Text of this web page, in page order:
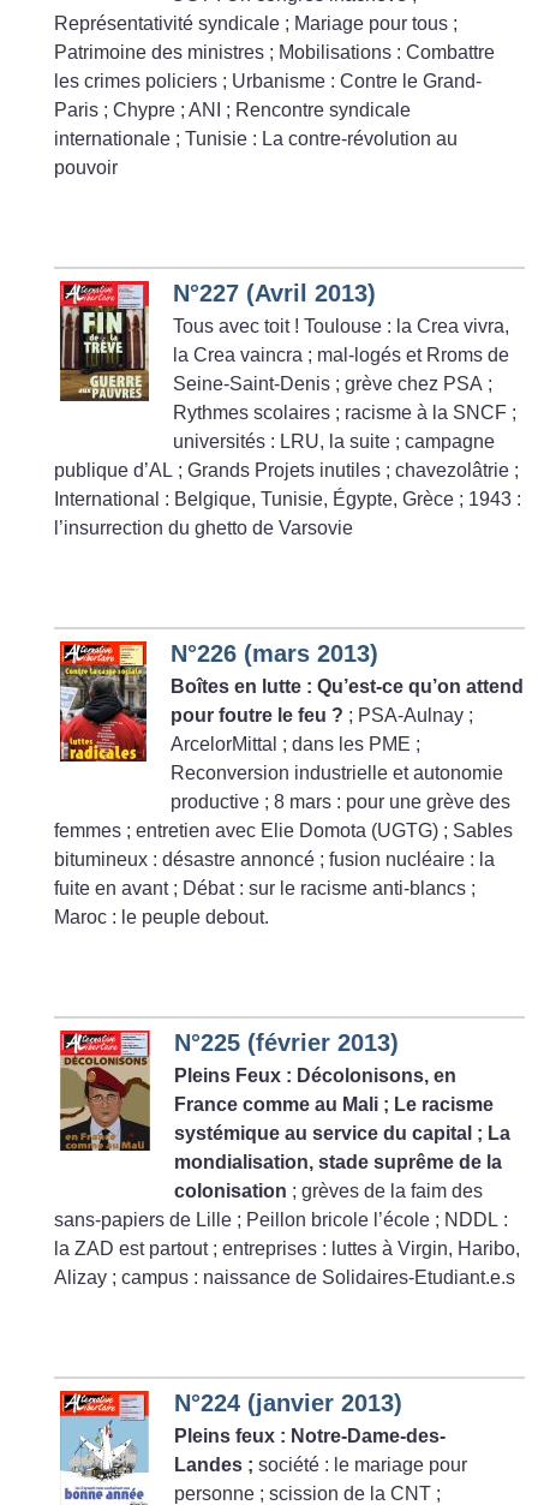
Représentativité syndicale ; Mariage pour tous ;
Patrimoine des ministres ; Mobilisations : Combattre
les crimes policiers ; Urbanisme : Contre le Grand-
Paris ; Chypre ; ANI
; Rencontre syndicale
internationale ; Tunisie : La contre-révolution au
pouvoir
N°227 (Avril 2013)
Tous avec toit ! Toulouse : la Crea vivra,
la Crea vaincra ; mal-logés et Rroms de
Seine-Saint-Denis ; grève chez PSA ;
Rythmes scolaires ; racisme à la SNCF ;
universités : LRU, la suite ; campagne
publique d’AL ; Grands Projets inutiles ; chavezolâtrie ;
International : Belgique, Tunisie, Égypte, Grèce ; 1943 :
l’insurrection du ghetto de Varsovie
N°226 (mars 2013)
Boîtes en lutte : Qu’est-ce qu’on attend
pour foutre le feu ? ; PSA-Aulnay ;
ArcelorMittal ; dans les PME ;
Reconversion industrielle et autonomie
productive ; 8 mars : pour une grève des
femmes ; entretien avec Elie Domota (UGTG) ; Sables
bitumineux : désastre annoncé ; fusion nucléaire : la
fuite en avant ; Débat : sur le racisme anti-blancs ;
Maroc : le peuple debout.
N°225 (février 2013)
Pleins Feux : Décolonisons, en
France comme au Mali ; Le racisme
systémique au service du capital ; La
mondialisation, stade suprême de la
colonisation ; grèves de la faim des
sans-papiers de Lille ; Peillon bricole l’école ; NDDL :
la ZAD est partout ; entreprises : luttes à Virgin, Haribo,
Alizay ; campus : naissance de Solidaires-Etudiant.e.s
N°224 (janvier 2013)
Pleins feux : Notre-Dame-des-
Landes ; société : le mariage pour
personne ; scission de la CNT ;